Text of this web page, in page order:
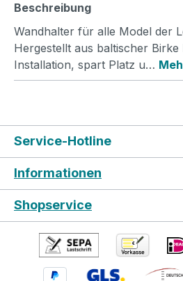
Beschreibung
Wandhalter für alle Model der
Hergestellt aus baltischer Birke
Installation, spart Platz u…
Service-Hotline
Informationen
Shopservice